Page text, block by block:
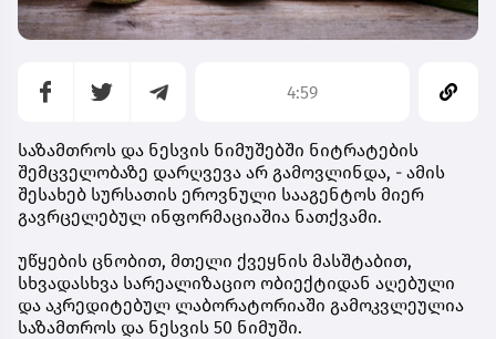
4:59
საზამთროს და ნესვის ნიმუშებში ნიტრატების
შემცველობაზე დარღვევა არ გამოვლინდა, - ამის
შესახებ სურსათის ეროვნული სააგენტოს მიერ
გავრცელებულ ინფორმაციაშია ნათქვამი.
უწყების ცნობით, მთელი ქვეყნის მასშტაბით,
სხვადასხვა სარეალიზაციო ობიექტიდან აღებული
და აკრედიტებულ ლაბორატორიაში გამოკვლეულია
საზამთროს და ნესვის 50 ნიმუში.